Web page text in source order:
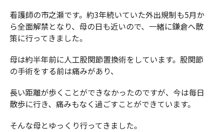
看護師の市之瀬です。約3年続いていた外出規制も5月か
ら全面解禁となり、母の日も近いので、一緒に鎌倉へ散
策に行ってきました。
母は約半年前に人工股関節置換術をしています。股関節
の手術をする前は痛みがあり、
長い距離が歩くことができなかったのですが、今は毎日
散歩に行き、痛みもなく過ごすことができています。
そんな母とゆっくり行ってきました。